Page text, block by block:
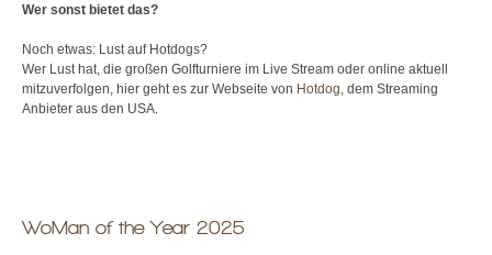
Wer sonst bietet das?
Noch etwas: Lust auf Hotdogs?
Wer Lust hat, die großen Golfturniere im Live Stream oder online aktuell
mitzuverfolgen, hier geht es zur Webseite von Hotdog , dem Streaming
Anbieter aus den USA.
WoMan of the Year 2025